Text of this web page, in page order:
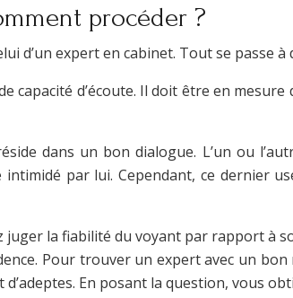
procéder ?
d’un expert en cabinet. Tout se passe
capacité d’écoute. Il doit être en
dans un bon dialogue. L’un ou
par lui. Cependant, ce dernier
juger la fiabilité du voyant par rapport
Pour trouver un expert avec un
En posant la question, vous